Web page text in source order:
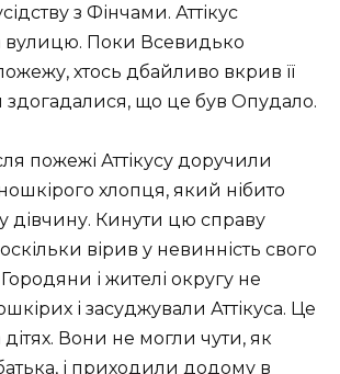
з Фінчами. Аттікус
вулицю. Поки Всевидько
хтось дбайливо вкрив її
здогадалися, що це був Опудало.
пожежі Аттікусу доручили
хлопця, який нібито
дівчину. Кинути цю справу
оскільки вірив у невинність свого
і жителі округу не
і засуджували Аттікуса. Це
дітях. Вони не могли чути, як
і приходили додому в